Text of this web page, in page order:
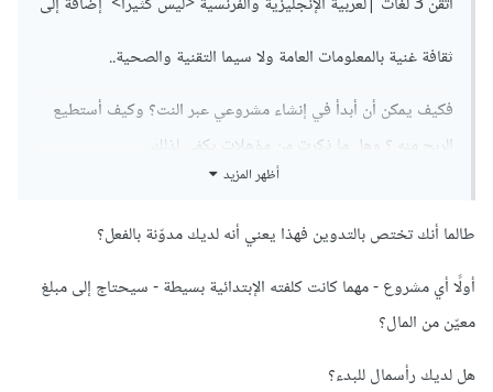
ثقافة غنية بالمعلومات العامة ولا سيما التقنية والصحية..
فكيف يمكن أن أبدأ في إنشاء مشروعي عبر النت؟ وكيف أستطيع
الربح منه ؟ وهل ما ذكرت من مؤهلات يكفي لذلك.
أظهر المزيد
طالما أنك تختص بالتدوين فهذا يعني أنه لديك مدوّنة بالفعل؟
أولًا أي مشروع - مهما كانت كلفته الإبتدائية بسيطة - سيحتاج إلى مبلغ
معيّن من المال؟
هل لديك رأسمال للبدء؟